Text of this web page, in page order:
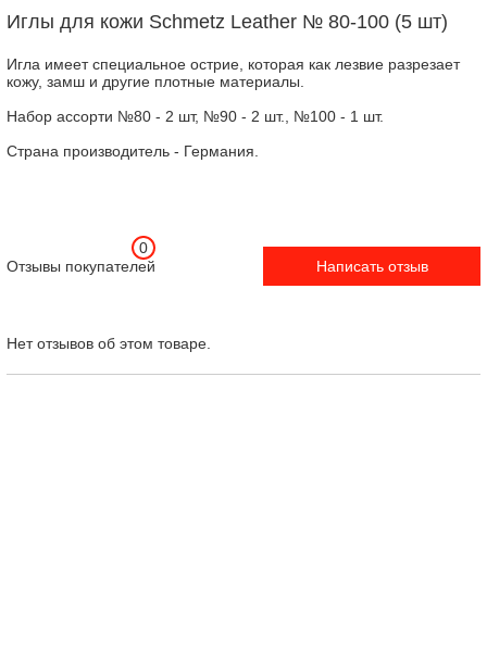
Иглы для кожи Schmetz Leather № 80-100 (5 шт)
Игла имеет специальное острие, которая как лезвие разрезает
кожу, замш и другие плотные материалы.
Набор ассорти №80 - 2 шт, №90 - 2 шт., №100 - 1 шт.
Страна производитель - Германия.
Отзывы покупателей
0
Написать отзыв
Нет отзывов об этом товаре.